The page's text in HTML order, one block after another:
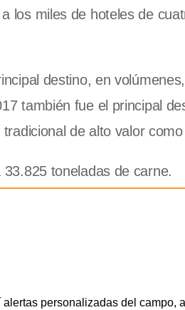
los miles de hoteles de
destino, en
también fue el principal
de alto valor como
toneladas de carne.
personalizadas del campo,